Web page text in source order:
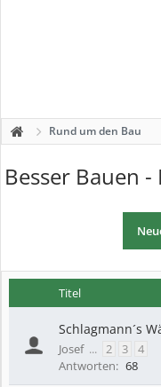
Rund um den Bau
Besser Bauen
Titel
Schlagmann´s
Josef ... 2 3
4
Antworten: 68